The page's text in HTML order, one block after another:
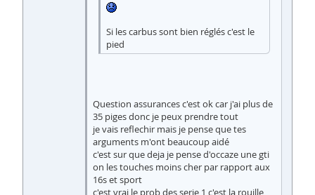
Si les carbus sont bien réglés c'est le
pied
Question assurances c'est ok car j'ai plus de
35 piges donc je peux prendre tout
je vais reflechir mais je pense que tes
arguments m'ont beaucoup aidé
c'est sur que deja je pense d'occaze une gti
on les touches moins cher par rapport aux
16s et sport
c'est vrai le prob des serie 1 c'est la rouille